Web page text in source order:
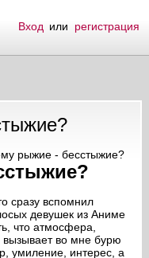
Вход или регистрация
рыжие - бесстыжие?
сразу вспомнил
девушек из Аниме
что атмосфера,
во мне бурю
умиление, интерес, а